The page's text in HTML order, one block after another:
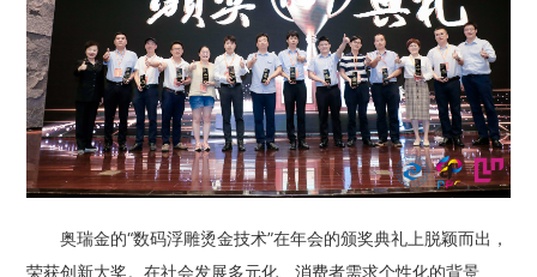
奥瑞金的“数码浮雕烫金技术”在年会的颁奖典礼上脱颖而出，
荣获创新大奖。在社会发展多元化、消费者需求个性化的背景